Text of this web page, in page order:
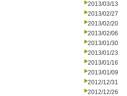
2013/03/13
2013/02/27
2013/02/20
2013/02/06
2013/01/30
2013/01/23
2013/01/16
2013/01/09
2012/12/31
2012/12/26